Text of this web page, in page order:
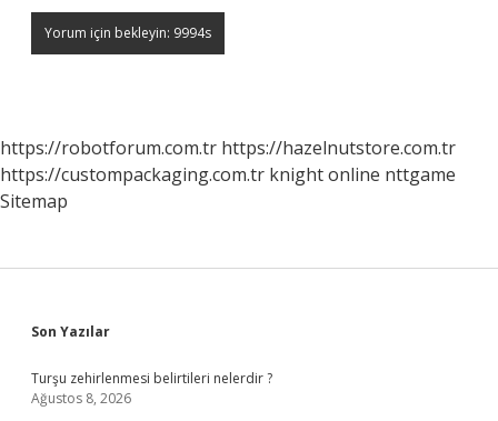
https://robotforum.com.tr https://hazelnutstore.com.tr
https://custompackaging.com.tr knight online nttgame
Sitemap
Sidebar
Son Yazılar
Turşu zehirlenmesi belirtileri nelerdir ?
Ağustos 8, 2026